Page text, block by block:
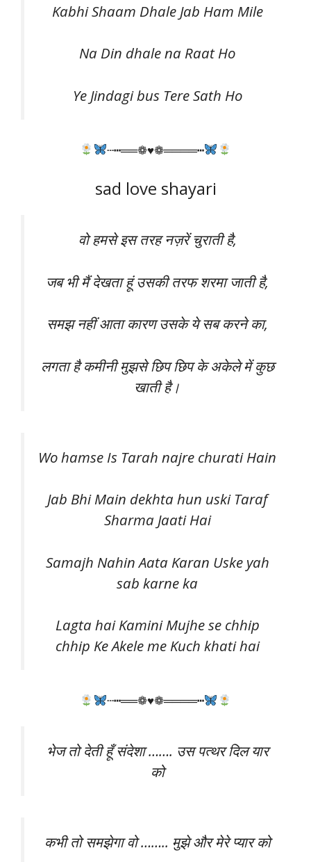
Kabhi Shaam Dhale Jab Ham Mile
Na Din dhale na Raat Ho
Ye Jindagi bus Tere Sath Ho
┄┅══❁♥❁════┅
sad love shayari
वो हमसे इस तरह नज़रें चुराती है,
जब भी मैं देखता हूं उसकी तरफ शरमा जाती है,
समझ नहीं आता कारण उसके ये सब करने का,
लगता है कमीनी मुझसे छिप छिप के अकेले में कुछ
खाती है।
Wo hamse Is Tarah najre churati Hain
Jab Bhi Main dekhta hun uski Taraf
Sharma Jaati Hai
Samajh Nahin Aata Karan Uske yah
sab karne ka
Lagta hai Kamini Mujhe se chhip
chhip Ke Akele me Kuch khati hai
┄┅══❁♥❁════┅
भेज तो देती हूँ संदेशा ……. उस पत्थर दिल यार
को
कभी तो समझेगा वो …….. मुझे और मेरे प्यार को